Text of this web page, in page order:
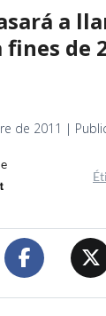
a
fines de
de 2011 |